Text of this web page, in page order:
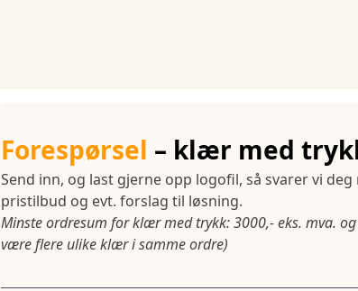
Forespørsel – klær med
Send inn, og last gjerne opp logofil, så svarer vi deg
pristilbud og evt. forslag til løsning.
Minste ordresum for klær med trykk: 3000,- eks. mva.
være flere ulike klær i samme ordre)